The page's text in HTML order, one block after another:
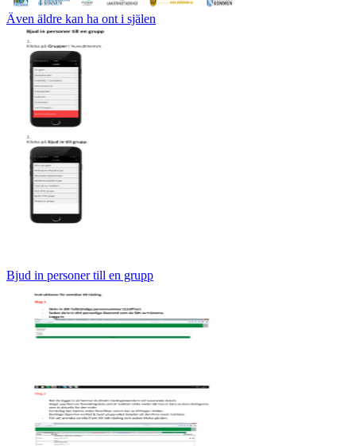
Även äldre kan ha ont i själen
Bjud in personer till en grupp